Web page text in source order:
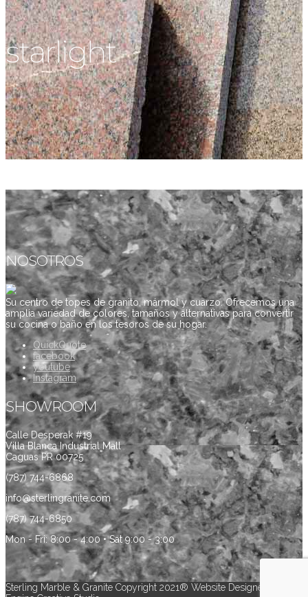
starlight
NOSOTROS
Su centro de topes de granito, mármol y cuarzo. Ofrecemos una
amplia variedad de colores, tamaños y alternativas para convertir
su cocina o baño en los tesoros de su hogar.
QuickQuote
facebook
youtube
Instagram
SHOWROOM
Calle Desperak #19
Villa Blanca Industrial Mall
Caguas PR 00725
(787) 744-6868
info@sterlingranite.com
(787) 744-6850
Mon - Fri: 8:00 - 4:00 • Sat 9:00 - 3:00
Sterling Marble & Granite Copyright 2021® Website Designed by